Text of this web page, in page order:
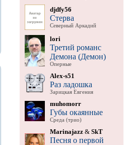
djdfy56
Стерва
Северный Аркадий
lori
Третий романс
Демона (Демон)
Оперные
Alex-s51
Раз ладошка
Зарицкая Евгения
muhomorr
Губы окаянные
Среда (трио)
Marinajazz& SkT
Песня о первой